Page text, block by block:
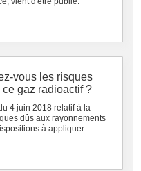
vous les risques
gaz radioactif ?
4 juin 2018 relatif à la
dûs aux rayonnements
à appliquer...